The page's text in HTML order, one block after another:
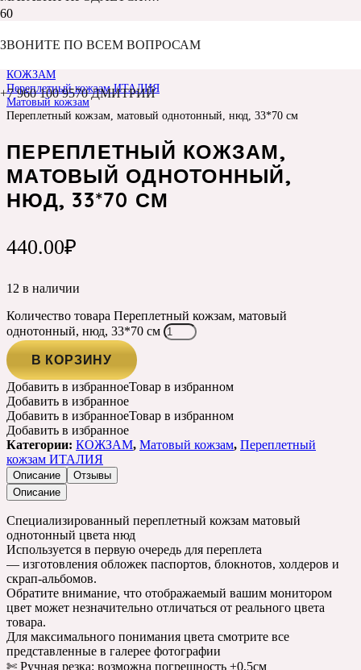
ЗВОНИТЕ ПО ВСЕМ ВОПРОСАМ
+7 960 100 9570 ДМИТРИЙ
Главная
КОЖЗАМ
Переплетный кожзам ИТАЛИЯ
Матовый кожзам
Переплетный кожзам, матовый однотонный, нюд, 33*70 см
ПЕРЕПЛЕТНЫЙ КОЖЗАМ,
МАТОВЫЙ ОДНОТОННЫЙ,
НЮД, 33*70 СМ
440.00₽
12 в наличии
Количество товара Переплетный кожзам, матовый
однотонный, нюд, 33*70 см
В КОРЗИНУ
Добавить в избранноеТовар в избранном
Добавить в избранное
Добавить в избранноеТовар в избранном
Добавить в избранное
Категории: КОЖЗАМ, Матовый кожзам, Переплетный
кожзам ИТАЛИЯ
Описание
Отзывы
Описание
Специализированный переплетный кожзам матовый
однотонный цвета нюд
Используется в первую очередь для переплета
— изготовления обложек паспортов, блокнотов, холдеров и
скрап-альбомов.
Обратите внимание, что отображаемый вашим монитором
цвет может незначительно отличаться от реального цвета
товара.
Для максимального понимания цвета смотрите все
представленные в галерее фотографии
✄ Ручная резка: возможна погрешность ±0,5см